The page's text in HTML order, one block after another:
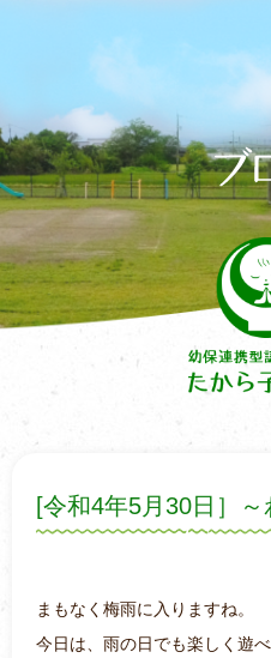
[令和4年5月30日］～
まもなく梅雨に入りますね。
今日は、雨の日でも楽しく遊